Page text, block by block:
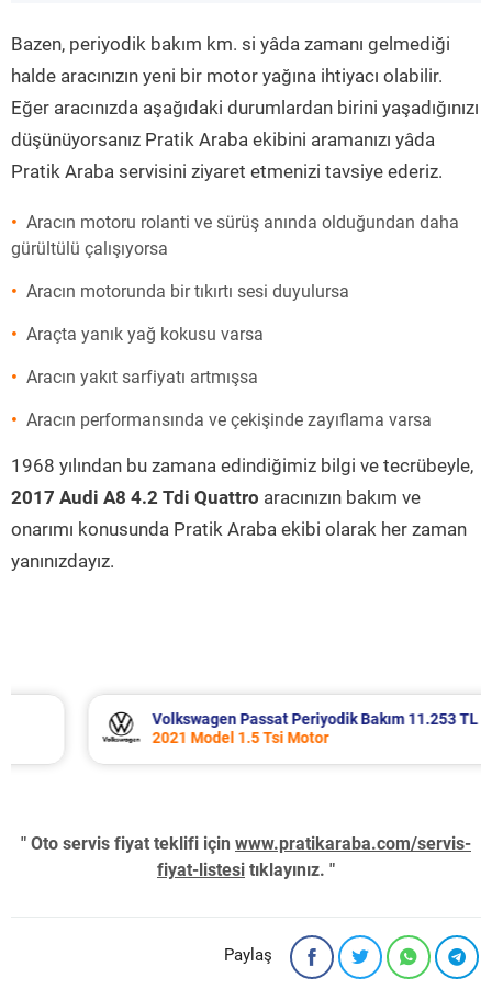
Bazen, periyodik bakım km. si yâda zamanı gelmediği
halde aracınızın yeni bir motor yağına ihtiyacı olabilir.
Eğer aracınızda aşağıdaki durumlardan birini yaşadığınızı
düşünüyorsanız Pratik Araba ekibini aramanızı yâda
Pratik Araba servisini ziyaret etmenizi tavsiye ederiz.
Aracın motoru rolanti ve sürüş anında olduğundan daha
gürültülü çalışıyorsa
Aracın motorunda bir tıkırtı sesi duyulursa
Araçta yanık yağ kokusu varsa
Aracın yakıt sarfiyatı artmışsa
Aracın performansında ve çekişinde zayıflama varsa
1968 yılından bu zamana edindiğimiz bilgi ve tecrübeyle,
2017 Audi A8 4.2 Tdi Quattro aracınızın bakım ve
onarımı konusunda Pratik Araba ekibi olarak her zaman
yanınızdayız.
Volkswagen Passat Periyodik Bakım 11.253 TL
2021 Model 1.5 Tsi Motor
" Oto servis fiyat teklifi için www.pratikaraba.com/servis-
fiyat-listesi tıklayınız. "
Paylaş